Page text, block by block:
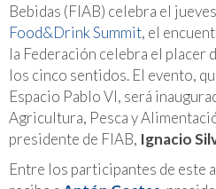
Bebidas (FIAB) celebra el
Food&Drink Summit, el
la Federación celebra el placer
los cinco sentidos. El evento,
Espacio Pablo VI, será
Agricultura, Pesca y
presidente de FIAB, Ignacio
Entre los participantes de este